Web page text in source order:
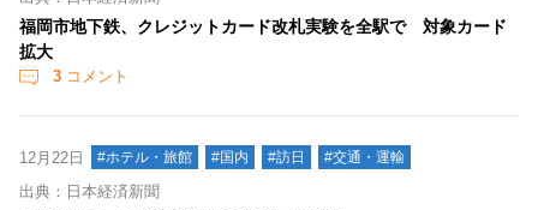
福岡市地下鉄、クレジットカード改札実験を全駅で 対象カード
拡大
3 コメント
12月22日 #ホテル・旅館 #国内 #訪日 #交通・運輸
出典：日本経済新聞